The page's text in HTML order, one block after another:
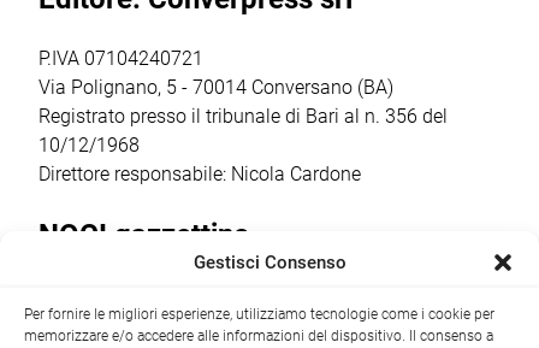
P.IVA 07104240721
Via Polignano, 5 - 70014 Conversano (BA)
Registrato presso il tribunale di Bari al n. 356 del
10/12/1968
Direttore responsabile: Nicola Cardone
NOCI gazzettino
+39 080 4979274|info@nocigazzettino.it Contatti|
Gestisci Consenso
Per fornire le migliori esperienze, utilizziamo tecnologie come i cookie per
memorizzare e/o accedere alle informazioni del dispositivo. Il consenso a